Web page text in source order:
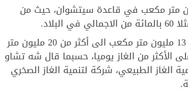
الانتاج اليومي للغاز الصخري الى ما يزيد عن 40 مليون متر مكعب في قاعدة سيتشوان، حيث من
وارتفع حجم الانتاج اليومي للغاز الصخري من كتلة تشانغنينغ من 13 مليون متر مكعب الى أكثر من 20 مليون متر
ما يكفي لسد حاجات 40 مليون منزل على الأكثر من الغاز يوميا، حسبما قال شه تشاو
الغاز الطبيعي، شركة لتنمية الغاز الصخري